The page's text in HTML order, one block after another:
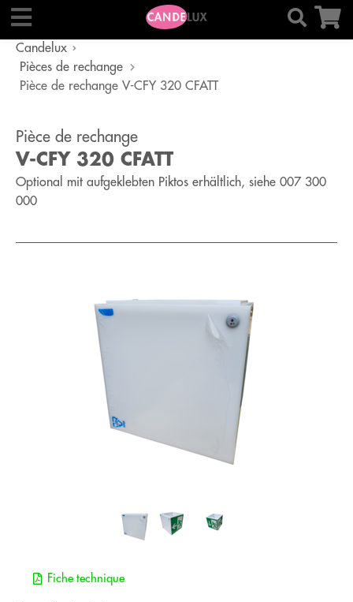
Candelux
Pièces de rechange
Pièce de rechange V-CFY 320 CFATT
Pièce de rechange
V-CFY 320 CFATT
Optional mit aufgeklebten Piktos erhältlich, siehe 007 300
000
Fiche technique